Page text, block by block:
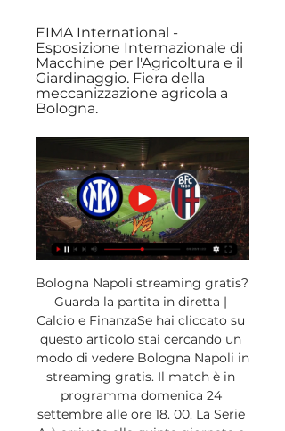
EIMA International -
Esposizione Internazionale di
Macchine per l'Agricoltura e il
Giardinaggio. Fiera della
meccanizzazione agricola a
Bologna.
Bologna Napoli streaming gratis?
Guarda la partita in diretta |
Calcio e FinanzaSe hai cliccato su
questo articolo stai cercando un
modo di vedere Bologna Napoli in
streaming gratis. Il match è in
programma domenica 24
settembre alle ore 18. 00. La Serie